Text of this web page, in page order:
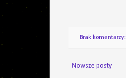
Brak komentarzy:
Nowsze posty